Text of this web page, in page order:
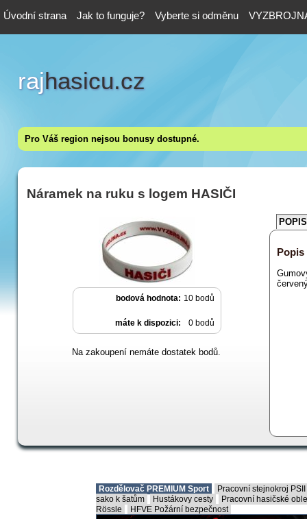
Úvodní strana Jak to funguje? Vyberte si odměnu
rajhasicu.cz
Pro Váš region nejsou bonusy dostupné.
Náramek na ruku s logem HASIČI
bodová hodnota: 10 bodů
máte k dispozici: 0 bodů
Na zakoupení nemáte dostatek bodů.
POPIS
Rozdělovač PREMIUM Sport
Pracovní stejnokroj
sako k šatům
Hustákovy cesty
Pracovní hasičské
Rössle
HFVE Požární bezpečnost